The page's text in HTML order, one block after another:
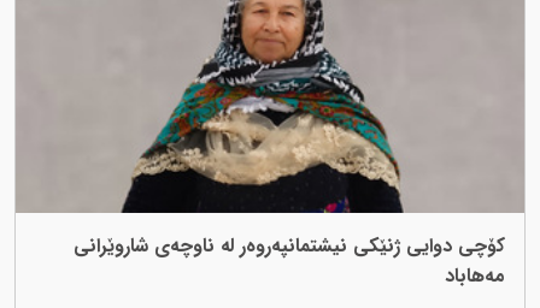
کۆچی دوایی ژنێکی نیشتمانپەروەر لە ناوچەی شاروێرانی
مەهاباد